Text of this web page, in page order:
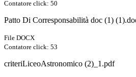
Contatore click: 50
Patto Di Corresponsabilità doc (1)
File DOCX
Contatore click: 53
criteriLiceoAstronomico (2)_1.pdf